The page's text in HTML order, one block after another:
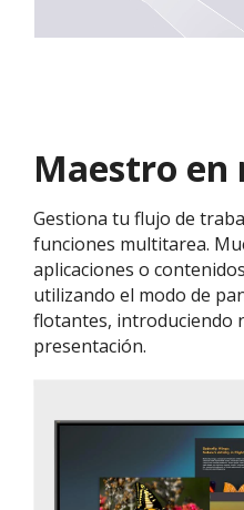
Maestro
Gestiona tu flujo de
funciones multitarea.
aplicaciones o
utilizando el modo de
flotantes, introduciendo
presentación.